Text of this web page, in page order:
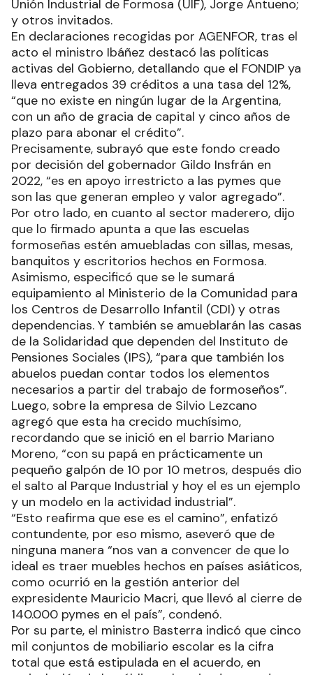
Unión Industrial de Formosa (UIF), Jorge Antueno;
y otros invitados.
En declaraciones recogidas por AGENFOR, tras el
acto el ministro Ibáñez destacó las políticas
activas del Gobierno, detallando que el FONDIP ya
lleva entregados 39 créditos a una tasa del 12%,
“que no existe en ningún lugar de la Argentina,
con un año de gracia de capital y cinco años de
plazo para abonar el crédito”.
Precisamente, subrayó que este fondo creado
por decisión del gobernador Gildo Insfrán en
2022, “es en apoyo irrestricto a las pymes que
son las que generan empleo y valor agregado”.
Por otro lado, en cuanto al sector maderero, dijo
que lo firmado apunta a que las escuelas
formoseñas estén amuebladas con sillas, mesas,
banquitos y escritorios hechos en Formosa.
Asimismo, especificó que se le sumará
equipamiento al Ministerio de la Comunidad para
los Centros de Desarrollo Infantil (CDI) y otras
dependencias. Y también se amueblarán las casas
de la Solidaridad que dependen del Instituto de
Pensiones Sociales (IPS), “para que también los
abuelos puedan contar todos los elementos
necesarios a partir del trabajo de formoseños”.
Luego, sobre la empresa de Silvio Lezcano
agregó que esta ha crecido muchísimo,
recordando que se inició en el barrio Mariano
Moreno, “con su papá en prácticamente un
pequeño galpón de 10 por 10 metros, después dio
el salto al Parque Industrial y hoy el es un ejemplo
y un modelo en la actividad industrial”.
“Esto reafirma que ese es el camino”, enfatizó
contundente, por eso mismo, aseveró que de
ninguna manera “nos van a convencer de que lo
ideal es traer muebles hechos en países asiáticos,
como ocurrió en la gestión anterior del
expresidente Mauricio Macri, que llevó al cierre de
140.000 pymes en el país”, condenó.
Por su parte, el ministro Basterra indicó que cinco
mil conjuntos de mobiliario escolar es la cifra
total que está estipulada en el acuerdo, en